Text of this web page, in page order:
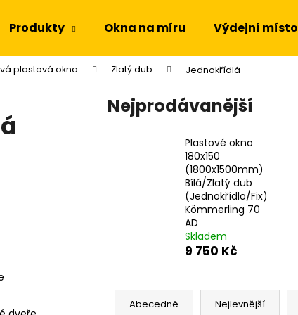
Produkty Okna na míru Výdejní místo
plastová okna Zlatý dub Jednokřídlá
Nejprodávanější
Plastové okno
180x150
(1800x1500mm)
Bílá/Zlatý dub
(Jednokřídlo/Fix)
Kömmerling 70
AD
Skladem
9 750 Kč
Ř
Abecedně Nejlevnější
Co potřebujete najít?
Doporučujeme